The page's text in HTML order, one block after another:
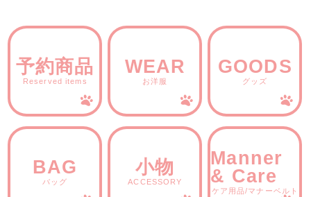
予約商品
Reserved items
WEAR
お洋服
GOODS
グッズ
BAG
バッグ
小物
ACCESSORY
Manner
& Care
ケア用品/マナーベルト